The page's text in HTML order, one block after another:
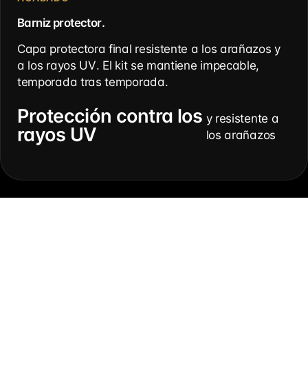
Barniz protector.
Capa protectora final resistente a los arañazos y
a los rayos UV. El kit se mantiene impecable,
temporada tras temporada.
Protección contra los
rayos UV
y resistente a
los arañazos